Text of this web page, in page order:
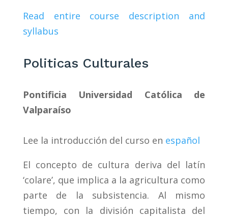
Read entire course description and
syllabus
Politicas Culturales
Pontificia Universidad Católica de
Valparaíso
Lee la introducción del curso en español
El concepto de cultura deriva del latín
‘colare’, que implica a la agricultura como
parte de la subsistencia. Al mismo
tiempo, con la división capitalista del